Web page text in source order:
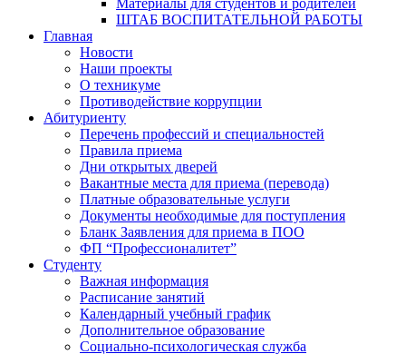
ШТАБ ВОСПИТАТЕЛЬНОЙ РАБОТЫ
Главная
Новости
Наши проекты
О техникуме
Противодействие коррупции
Абитуриенту
Перечень профессий и специальностей
Правила приема
Дни открытых дверей
Вакантные места для приема (перевода)
Платные образовательные услуги
Документы необходимые для поступления
Бланк Заявления для приема в ПОО
ФП “Профессионалитет”
Студенту
Важная информация
Расписание занятий
Календарный учебный график
Дополнительное образование
Социально-психологическая служба